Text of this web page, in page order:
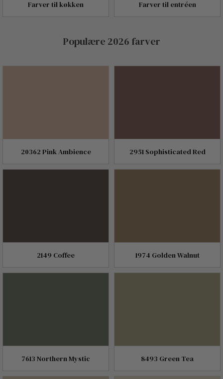
Farver til køkken Farver til entréen
Populære 2026 farver
20362 Pink Ambience 2951 Sophisticated Red
2149 Coffee 1974 Golden Walnut
7613 Northern Mystic 8493 Green Tea